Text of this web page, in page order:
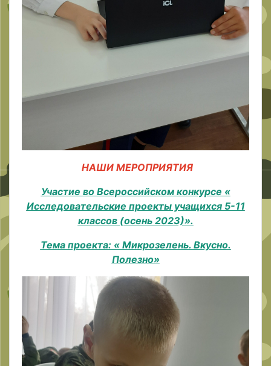
НАШИ МЕРОПРИЯТИЯ
Участие во Всероссийском конкурсе «
Исследовательские проекты учащихся 5-11
классов (осень 2023)».
Тема проекта: « Микрозелень. Вкусно.
Полезно»